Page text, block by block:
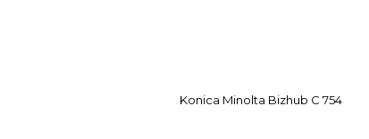
Konica Minolta Bizhub C 754